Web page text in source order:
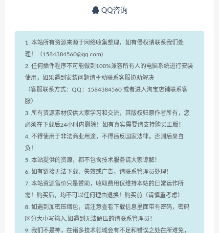
QQ咨询
1. 本站所有资源来源于网络收集整理，如有侵权请联系我们处
理！（1584384560@qq.com)
2. 任何插件程序不可能做到100%兼容所有人的电脑系统进行安装
使用，如果遇到安装问题请主动联系客服协助解决
（客服联系方式：QQ：1584384560 或者进入淘宝店铺联系客
服）
3. 所有资源素材仅供大家学习和交流，其版权归原作者所有，您
必须在下载后24小时内删除！如有真实需要请支持购买正版！
4. 不得使用于非法商业用途，不得违反国家法律。否则后果自
负！
5. 本站提供的资源，都不包含技术服务请大家谅解！
6. 如有链接无法下载、失效或广告，请联系管理员处理！
7. 本站资源售价只是赞助，收取费用仅维持本站的日常运作所
需！购买后，均不可以任何理由退换！购买前（请慎重考虑）
8. 如遇到加密压缩包，请注意查看下载信息里面带有密码，密码
区分大小写输入,如遇到无法解压的请联系管理员！
9. 我们不是神，在诸多技术领域会有不足和错误之处在所难免，